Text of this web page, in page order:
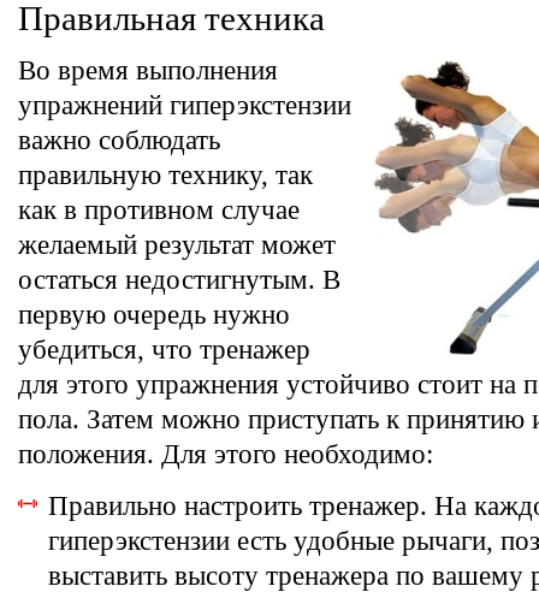
Правильная техника
Во время выполнения
упражнений гиперэкстензии
важно соблюдать
правильную технику, так
как в противном случае
желаемый результат может
остаться недостигнутым. В
первую очередь нужно
убедиться, что тренажер
для этого упражнения устойчиво стоит на
пола. Затем можно приступать к принятию
положения. Для этого необходимо:
Правильно настроить тренажер. На
гиперэкстензии есть удобные рычаги,
выставить высоту тренажера по вашему